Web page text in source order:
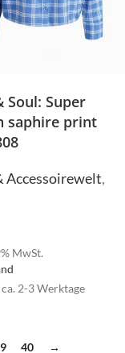
Soul: Super
saphire print
Accessoirewelt,
MwSt.
2-3 Werktage
40 →